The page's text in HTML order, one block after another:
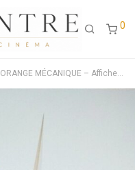
0
ORANGE MÉCANIQUE – Affiche de cinéma originale ressortie – Approximativement 40X60